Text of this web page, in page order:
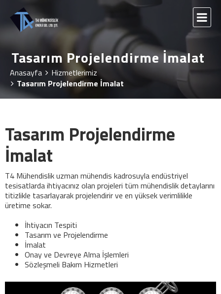
Tasarım Projelendirme İmalat
Anasayfa
Hizmetlerimiz
Tasarım Projelendirme İmalat
Tasarım Projelendirme
İmalat
T4 Mühendislik uzman mühendis kadrosuyla endüstriyel
tesisatlarda ihtiyacınız olan projeleri tüm mühendislik detaylarını
titizlikle tasarlayarak projelendirir ve en yüksek verimlilikle
üretime sokar.
İhtiyacın Tespiti
Tasarım ve Projelendirme
İmalat
Onay ve Devreye Alma İşlemleri
Sözleşmeli Bakım Hizmetleri